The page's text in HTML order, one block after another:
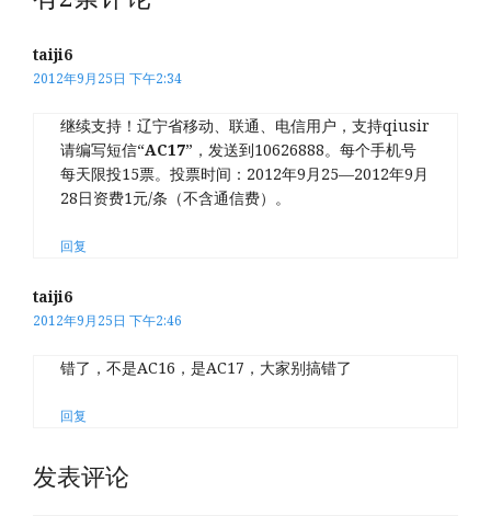
taiji6
2012年9月25日 下午2:34
继续支持！辽宁省移动、联通、电信用户，支持qiusir
请编写短信“AC17”，发送到10626888。每个手机号
每天限投15票。投票时间：2012年9月25—2012年9月
28日资费1元/条（不含通信费）。
回复
taiji6
2012年9月25日 下午2:46
错了，不是AC16，是AC17，大家别搞错了
回复
发表评论